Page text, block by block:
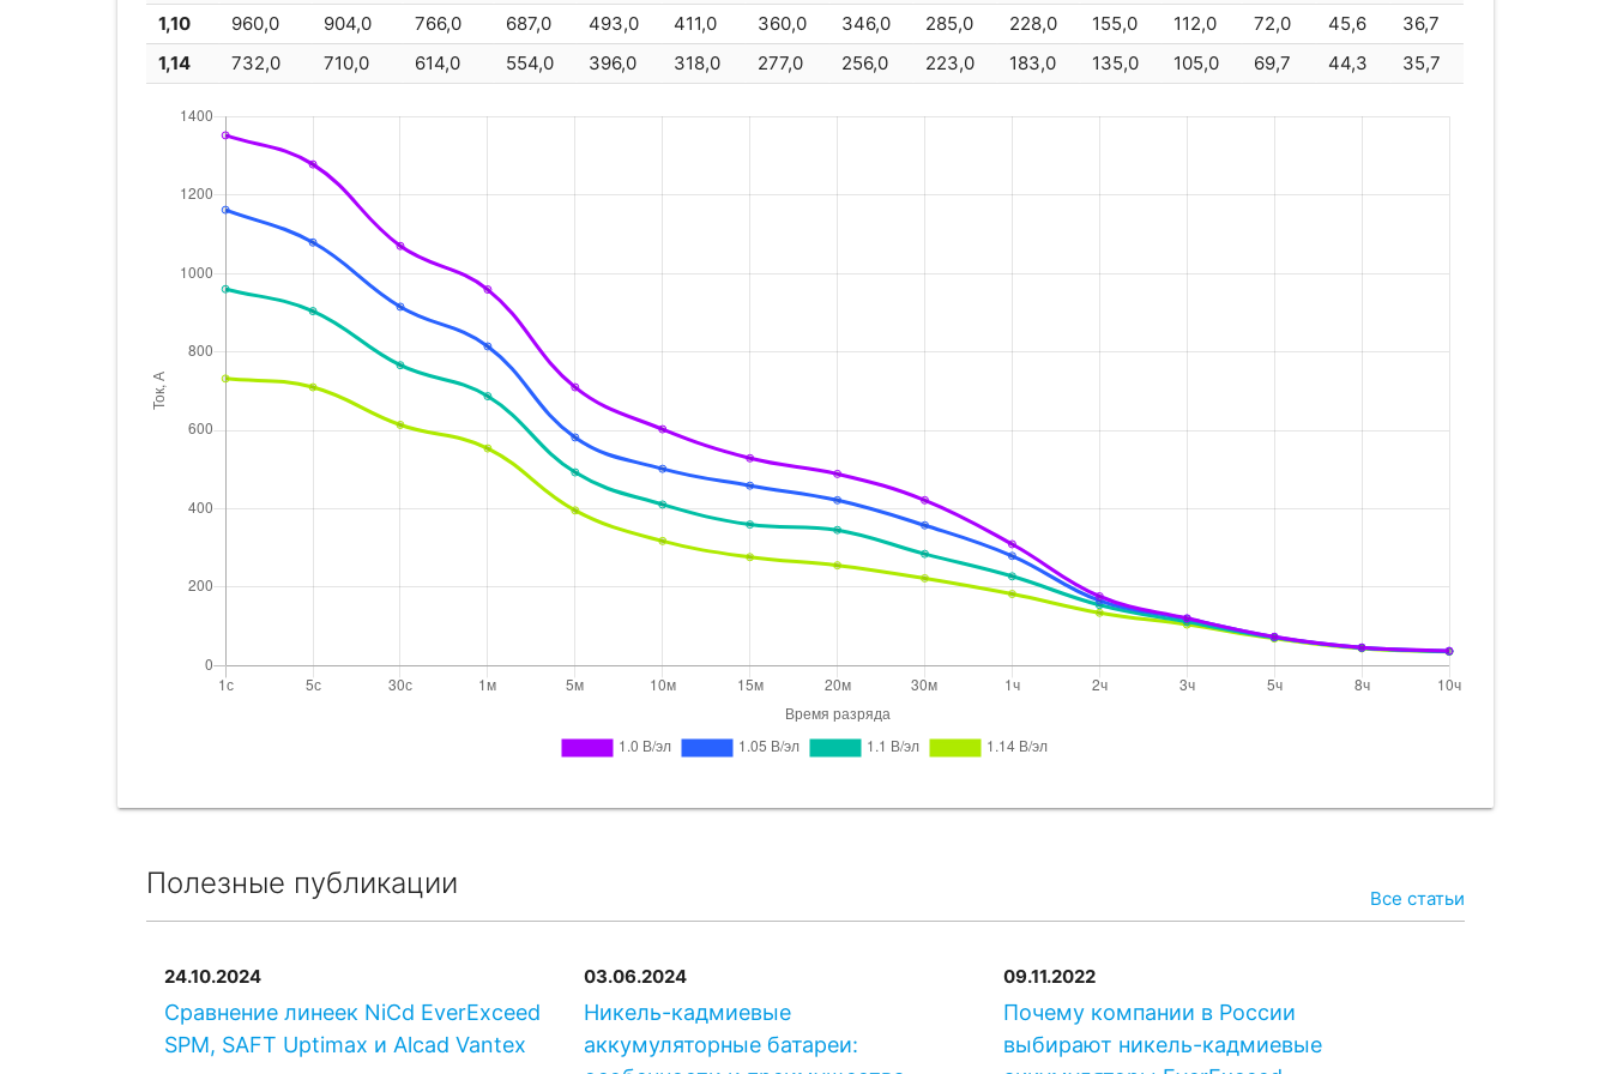
SAFTSBM 369 369
GAZKM 380 P 380
AlcadMB390P 390
SAFTSBM 415
1,10
960,0 904,0 766,0 687,0 493,0 411,0 360,0 346,0 285,0 228,0 155,0 112,0 72,0 45,6
36,7
1,14
732,0 710,0 614,0 554,0 396,0 318,0 277,0 256,0 223,0 183,0 135,0 105,0 69,7 44,3 35,7
Полезные публикации Все статьи
24.10.2024
Сравнение линеек NiCd EverExceed
SPM, SAFT Uptimax и Alcad Vantex
03.06.2024
Никель-кадмиевые
аккумуляторные батареи:
09.11.2022
Почему компании в России
выбирают никель-кадмиевые